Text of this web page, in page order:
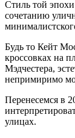
Стиль той
сочетанию
Будь то Кейт
кроссовках на
Мэдчестера,
непримиримо
Перенесемся в
улицах.